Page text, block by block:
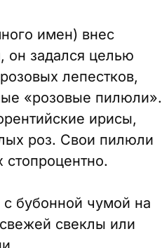
имен) внес
он задался целью
лепестков,
«розовые пилюли».
ирисы,
роз. Свои пилюли
стопроцентно.
бубонной чумой на
свеклы или